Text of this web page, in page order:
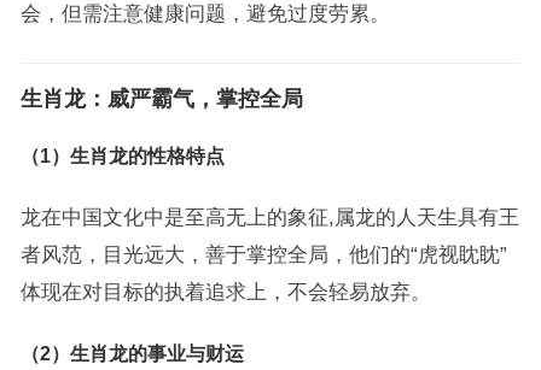
会，但需注意健康问题，避免过度劳累。
生肖龙：威严霸气，掌控全局
（1）生肖龙的性格特点
龙在中国文化中是至高无上的象征,属龙的人天生具有王
者风范，目光远大，善于掌控全局，他们的“虎视眈眈”
体现在对目标的执着追求上，不会轻易放弃。
（2）生肖龙的事业与财运